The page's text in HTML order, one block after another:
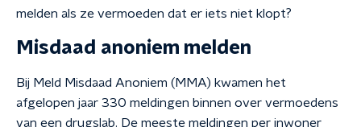
melden als ze vermoeden dat er iets niet klopt?
Misdaad anoniem melden
Bij Meld Misdaad Anoniem (MMA) kwamen het
afgelopen jaar 330 meldingen binnen over vermoedens
van een drugslab. De meeste meldingen per inwoner